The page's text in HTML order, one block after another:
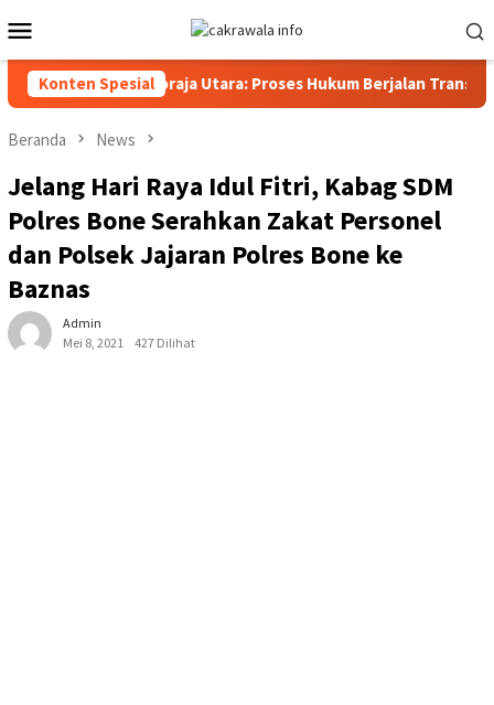
ke
kontenMobile
Konten Spesial
Polres Toraja Utara: Proses Hukum Berjalan Transparan
Beranda News
Jelang Hari Raya Idul Fitri, Kabag SDM
Polres Bone Serahkan Zakat Personel
dan Polsek Jajaran Polres Bone ke
Baznas
Admin
Mei 8, 2021
427 Dilihat